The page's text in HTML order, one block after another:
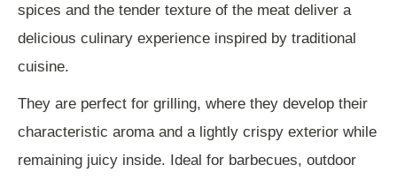
spices and the tender texture of the meat deliver a
delicious culinary experience inspired by traditional
cuisine.
They are perfect for grilling, where they develop their
characteristic aroma and a lightly crispy exterior while
remaining juicy inside. Ideal for barbecues, outdoor